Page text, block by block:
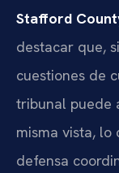
Stafford
destacar que,
cuestiones de
tribunal puede
misma vista, lo
defensa